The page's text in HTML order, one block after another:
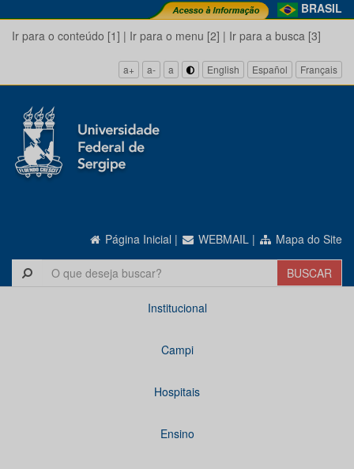
BRASIL
Ir para o conteúdo [1] | Ir para o menu [2] | Ir para a busca [3]
a+ a- a English Español Français
Página Inicial | WEBMAIL | Mapa do Site
Institucional
Campi
Hospitais
Ensino